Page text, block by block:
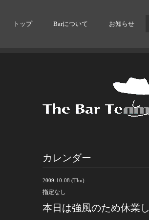
トップ Barについて お知らせ
カレンダー
2009-10-08 (Thu)
指定なし
本日は強風のため休業